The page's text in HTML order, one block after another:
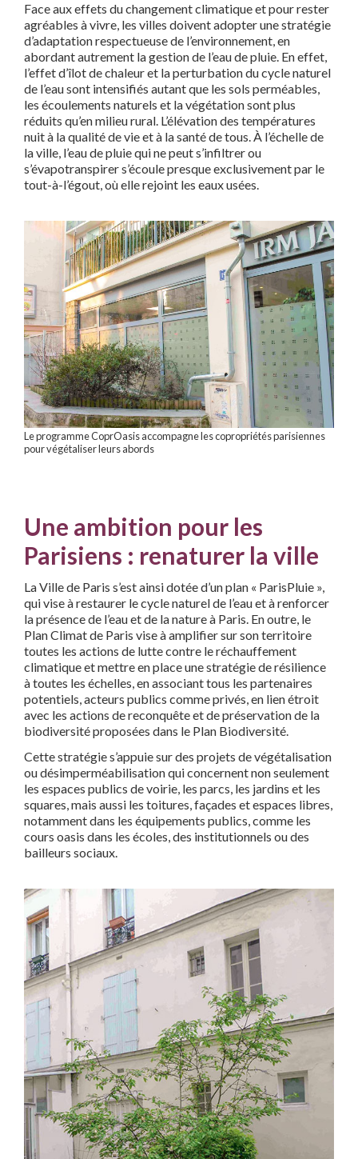
Face aux effets du changement climatique et pour rester
agréables à vivre, les villes doivent adopter une stratégie
d’adaptation respectueuse de l’environnement, en
abordant autrement la gestion de l’eau de pluie. En effet,
l’effet d’îlot de chaleur et la perturbation du cycle naturel
de l’eau sont intensifiés autant que les sols perméables,
les écoulements naturels et la végétation sont plus
réduits qu’en milieu rural. L’élévation des températures
nuit à la qualité de vie et à la santé de tous. À l’échelle de
la ville, l’eau de pluie qui ne peut s’infiltrer ou
s’évapotranspirer s’écoule presque exclusivement par le
tout-à-l’égout, où elle rejoint les eaux usées.
Le programme CoprOasis accompagne les copropriétés parisiennes
pour végétaliser leurs abords
Une ambition pour les
Parisiens : renaturer la ville
La Ville de Paris s’est ainsi dotée d’un plan « ParisPluie »,
qui vise à restaurer le cycle naturel de l’eau et à renforcer
la présence de l’eau et de la nature à Paris. En outre, le
Plan Climat de Paris vise à amplifier sur son territoire
toutes les actions de lutte contre le réchauffement
climatique et mettre en place une stratégie de résilience
à toutes les échelles, en associant tous les partenaires
potentiels, acteurs publics comme privés, en lien étroit
avec les actions de reconquête et de préservation de la
biodiversité proposées dans le Plan Biodiversité.
Cette stratégie s’appuie sur des projets de végétalisation
ou désimperméabilisation qui concernent non seulement
les espaces publics de voirie, les parcs, les jardins et les
squares, mais aussi les toitures, façades et espaces libres,
notamment dans les équipements publics, comme les
cours oasis dans les écoles, des institutionnels ou des
bailleurs sociaux.